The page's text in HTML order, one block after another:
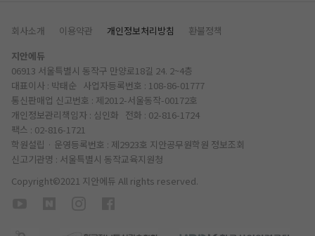
회사소개 이용약관 개인정보처리방침
환불정책
지안에듀
06913 서울특별시 동작구 만양로18길 24. 2~4층
대표이사 : 박태순 사업자등록번호 : 108-86-01777
통신판매업 신고번호 : 제2012-서울동작-00172호
개인정보관리책임자 : 심인화 전화 : 02-816-1724
팩스 : 02-816-1721
학원설립 · 운영등록번호 : 제2923호 지안공무원학원 정보조회
신고기관명 : 서울특별시 동작교육지원청
Copyright©2021 지안에듀 All rights reserved.